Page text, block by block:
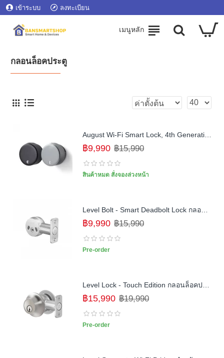
เข้าระบบ ลงทะเบียน
กลอนล็อคประตู
สินค้าหมด สั่งจองล่วงหน้า
฿9,990 ฿15,990
Pre-order
฿9,990 ฿15,990
Pre-order
฿15,990 ฿19,990